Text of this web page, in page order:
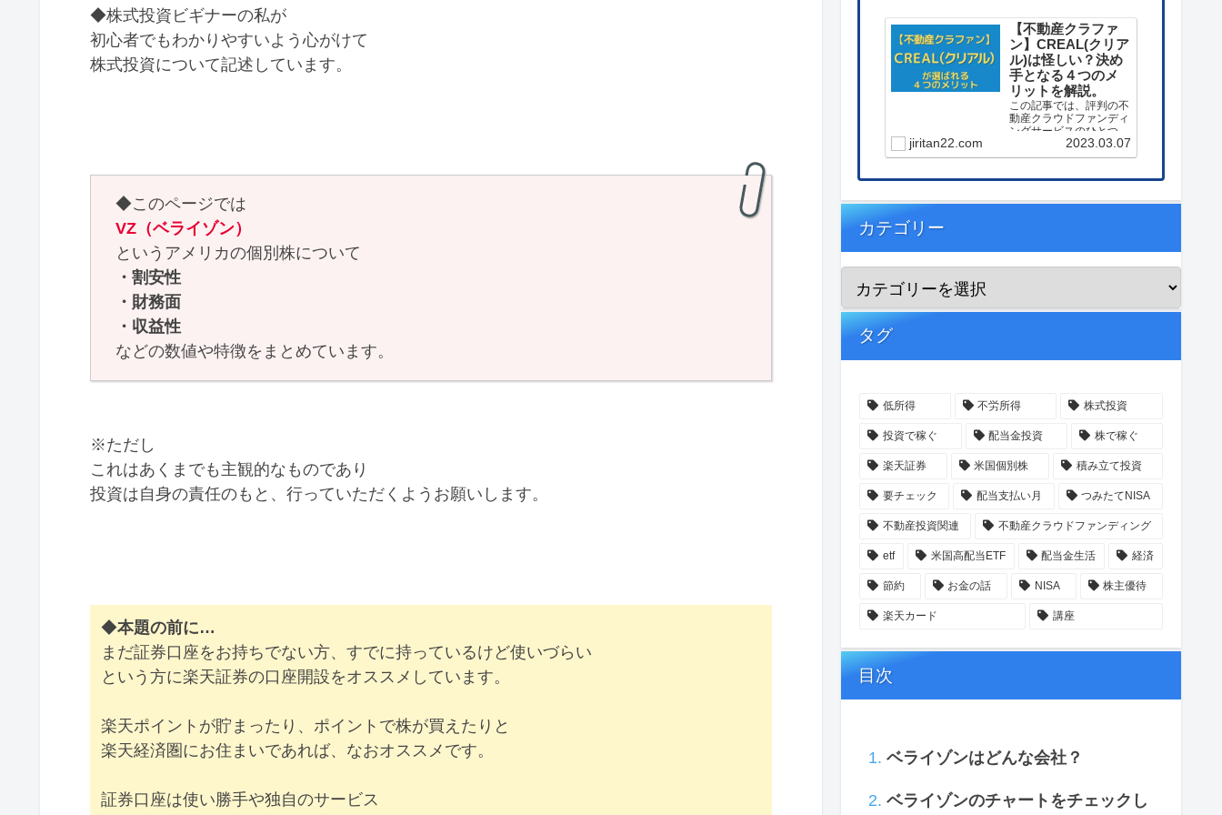
◆株式投資ビギナーの私が
初心者でもわかりやすいよう心がけて
株式投資について記述しています。
◆このページでは
VZ（ベライゾン）
というアメリカの個別株について
・割安性
・財務面
・収益性
などの数値や特徴をまとめています。
※ただし
これはあくまでも主観的なものであり
投資は自身の責任のもと、行っていただくようお願いします。
◆本題の前に…
まだ証券口座をお持ちでない方、すでに持っているけど使いづらい
という方に楽天証券の口座開設をオススメしています。
楽天ポイントが貯まったり、ポイントで株が買えたりと
楽天経済圏にお住まいであれば、なおオススメです。
証券口座は使い勝手や独自のサービス
【不動産クラファ
ン】CREAL(クリア
ル)は怪しい？決め
手となる４つのメ
リットを解説。
この記事では、評判の不
動産クラウドファンディ
ングサービスのひとつ
【CREAL(クリアル)】に
投資する決め手となった
ています。
jiritan22.com 2023.03.07
カテゴリー
タグ
低所得 不労所得 株式投資
投資で稼ぐ 配当金投資 株で稼ぐ
楽天証券 米国個別株 積み立て投資
要チェック 配当支払い月 つみたてNISA
不動産投資関連 不動産クラウドファンディング
etf 米国高配当ETF 配当金生活 経済
節約 お金の話 NISA 株主優待
楽天カード 講座
目次
ベライゾンはどんな会社？
ベライゾンのチャートをチェックし